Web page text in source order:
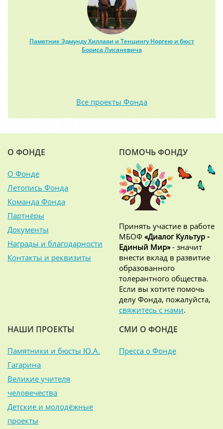
Памятник Эдмунду Хиллари и Тенцингу Норгею и бюст
Бориса Лисаневича
Все проекты Фонда
О ФОНДЕ
О Фонде
Летопись Фонда
Команда Фонда
Партнёры
Документы
Награды и благодарности
Контакты и реквизиты
ПОМОЧЬ ФОНДУ
Принять участие в работе
МБОФ «Диалог Культур -
Единый Мир»- значит
внести вклад в развитие
образованного
толерантного общества.
Если вы хотите помочь
делу Фонда, пожалуйста,
свяжитесь с нами.
НАШИ ПРОЕКТЫ
Памятники и бюсты Ю.А.
Гагарина
Великие учителя
человечества
Детские и молодёжные
проекты
СМИ О ФОНДЕ
Пресса о Фонде